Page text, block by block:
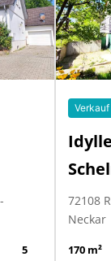
5
Verkauf
72108
Neckar
170 m²